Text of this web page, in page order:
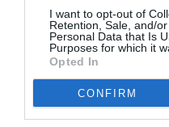
I want to opt-out of
Retention, Sale, and/
Personal Data that Is
Purposes for which it
Opted In
CONFIRM
locuri minunate.Și nu e
este lumea de
experimentez, să o
spun povestea.Și vreau
de multe fotografii pot,